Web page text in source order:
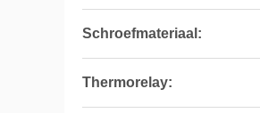
Schroefmateriaal:
Thermorelay: